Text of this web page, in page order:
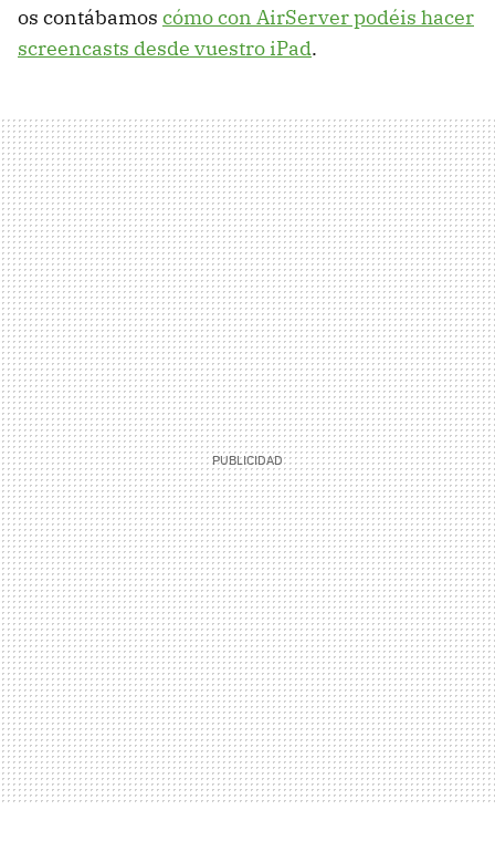
os contábamos cómo con AirServer podéis hacer
screencasts desde vuestro iPad.